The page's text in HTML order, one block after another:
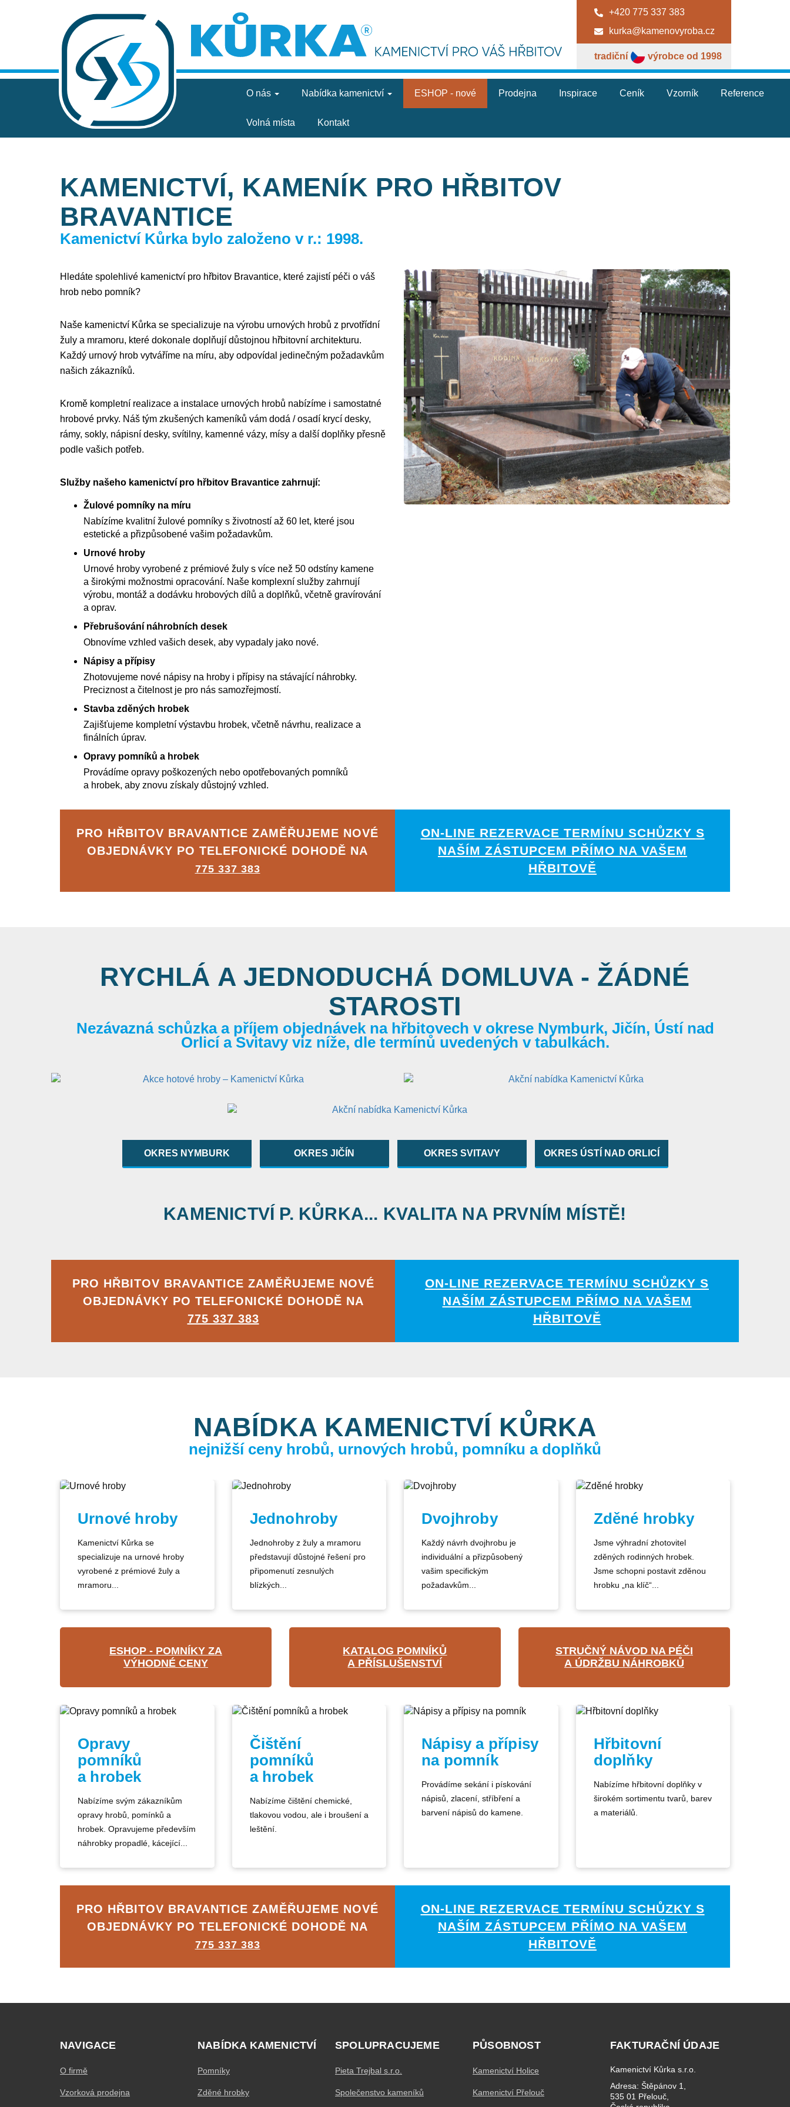
+420 775 337 383
kurka@kamenovyroba.cz
tradiční výrobce od 1998
O nás Nabídka kamenictví ESHOP - nové Prodejna Inspirace Ceník Vzorník Reference
Volná místa Kontakt
KAMENICTVÍ, KAMENÍK PRO HŘBITOV
BRAVANTICE
Kamenictví Kůrka bylo založeno v r.: 1998.
Hledáte spolehlivé kamenictví pro hřbitov Bravantice, které zajistí péči o váš
hrob nebo pomník?
Naše kamenictví Kůrka se specializuje na výrobu urnových hrobů z prvotřídní
žuly a mramoru, které dokonale doplňují důstojnou hřbitovní architekturu.
Každý urnový hrob vytváříme na míru, aby odpovídal jedinečným požadavkům
našich zákazníků.
Kromě kompletní realizace a instalace urnových hrobů nabízíme i samostatné
hrobové prvky. Náš tým zkušených kameníků vám dodá / osadí krycí desky,
rámy, sokly, nápisní desky, svítilny, kamenné vázy, mísy a další doplňky přesně
podle vašich potřeb.
Služby našeho kamenictví pro hřbitov Bravantice zahrnují:
Žulové pomníky na míru
Nabízíme kvalitní žulové pomníky s životností až 60 let, které jsou
estetické a přizpůsobené vašim požadavkům.
Urnové hroby
Urnové hroby vyrobené z prémiové žuly s více než 50 odstíny kamene
a širokými možnostmi opracování. Naše komplexní služby zahrnují
výrobu, montáž a dodávku hrobových dílů a doplňků, včetně gravírování
a oprav.
Přebrušování náhrobních desek
Obnovíme vzhled vašich desek, aby vypadaly jako nové.
Nápisy a přípisy
Zhotovujeme nové nápisy na hroby i přípisy na stávající náhrobky.
Preciznost a čitelnost je pro nás samozřejmostí.
Stavba zděných hrobek
Zajišťujeme kompletní výstavbu hrobek, včetně návrhu, realizace a
finálních úprav.
Opravy pomníků a hrobek
Provádíme opravy poškozených nebo opotřebovaných pomníků
a hrobek, aby znovu získaly důstojný vzhled.
PRO HŘBITOV BRAVANTICE ZAMĚŘUJEME NOVÉ
OBJEDNÁVKY PO TELEFONICKÉ DOHODĚ NA
775 337 383
ON-LINE REZERVACE TERMÍNU SCHŮZKY S
NAŠÍM ZÁSTUPCEM PŘÍMO NA VAŠEM
HŘBITOVĚ
RYCHLÁ A JEDNODUCHÁ DOMLUVA - ŽÁDNÉ
STAROSTI
Nezávazná schůzka a příjem objednávek na hřbitovech v okrese Nymburk, Jičín, Ústí nad
Orlicí a Svitavy viz níže, dle termínů uvedených v tabulkách.
OKRES NYMBURK OKRES JIČÍN OKRES SVITAVY OKRES ÚSTÍ NAD ORLICÍ
KAMENICTVÍ P. KŮRKA... KVALITA NA PRVNÍM MÍSTĚ!
PRO HŘBITOV BRAVANTICE ZAMĚŘUJEME NOVÉ
OBJEDNÁVKY PO TELEFONICKÉ DOHODĚ NA
775 337 383
ON-LINE REZERVACE TERMÍNU SCHŮZKY S
NAŠÍM ZÁSTUPCEM PŘÍMO NA VAŠEM
HŘBITOVĚ
NABÍDKA KAMENICTVÍ KŮRKA
nejnižší ceny hrobů, urnových hrobů, pomníku a doplňků
Urnové hroby
Kamenictví Kůrka se
specializuje na urnové hroby
vyrobené z prémiové žuly a
mramoru...
Jednohroby
Jednohroby z žuly a mramoru
představují důstojné řešení pro
připomenutí zesnulých
blízkých...
Dvojhroby
Každý návrh dvojhrobu je
individuální a přizpůsobený
vašim specifickým
požadavkům...
Zděné hrobky
Jsme výhradní zhotovitel
zděných rodinných hrobek.
Jsme schopni postavit zděnou
hrobku „na klíč“...
ESHOP - POMNÍKY ZA
VÝHODNÉ CENY
KATALOG POMNÍKŮ
A PŘÍSLUŠENSTVÍ
STRUČNÝ NÁVOD NA PÉČI
A ÚDRŽBU NÁHROBKŮ
Opravy
pomníků
a hrobek
Nabízíme svým zákazníkům
opravy hrobů, pomínků a
hrobek. Opravujeme především
náhrobky propadlé, kácející...
Čištění
pomníků
a hrobek
Nabízíme čištění chemické,
tlakovou vodou, ale i broušení a
leštění.
Nápisy a přípisy
na pomník
Provádíme sekání i pískování
nápisů, zlacení, stříbření a
barvení nápisů do kamene.
Hřbitovní
doplňky
Nabízíme hřbitovní doplňky v
širokém sortimentu tvarů, barev
a materiálů.
PRO HŘBITOV BRAVANTICE ZAMĚŘUJEME NOVÉ
OBJEDNÁVKY PO TELEFONICKÉ DOHODĚ NA
775 337 383
ON-LINE REZERVACE TERMÍNU SCHŮZKY S
NAŠÍM ZÁSTUPCEM PŘÍMO NA VAŠEM
HŘBITOVĚ
NAVIGACE
O firmě
Vzorková prodejna
NABÍDKA KAMENICTVÍ
Pomníky
Zděné hrobky
SPOLUPRACUJEME
Pieta Trejbal s.r.o.
Společenstvo kameníků
PŮSOBNOST
Kamenictví Holice
Kamenictví Přelouč
FAKTURAČNÍ ÚDAJE
Kamenictví Kůrka s.r.o.
Adresa: Štěpánov 1,
535 01 Přelouč,